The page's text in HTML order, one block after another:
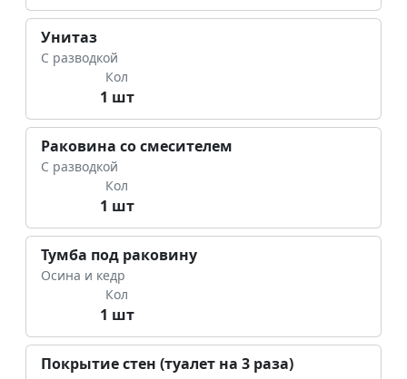
Унитаз
С разводкой
Кол
1 шт
Раковина со смесителем
С разводкой
Кол
1 шт
Тумба под раковину
Осина и кедр
Кол
1 шт
Покрытие стен (туалет на 3 раза)